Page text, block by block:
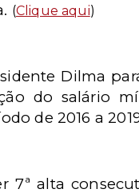
(Clique aqui)
Dilma
do salário
de 2016 a
7ª alta